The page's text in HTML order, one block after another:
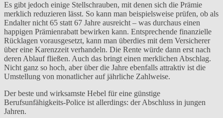
Es gibt jedoch einige Stellschrauben, mit denen sich die Prämie
merklich reduzieren lässt. So kann man beispielsweise prüfen, ob als
Endalter nicht 65 statt 67 Jahre ausreicht – was durchaus einen
happigen Prämienrabatt bewirken kann. Entsprechende finanzielle
Rücklagen vorausgesetzt, kann man überdies mit dem Versicherer
über eine Karenzzeit verhandeln. Die Rente würde dann erst nach
deren Ablauf fließen. Auch das bringt einen merklichen Abschlag.
Nicht ganz so hoch, aber über die Jahre ebenfalls attraktiv ist die
Umstellung von monatlicher auf jährliche Zahlweise.
Der beste und wirksamste Hebel für eine günstige
Berufsunfähigkeits-Police ist allerdings: der Abschluss in jungen
Jahren.